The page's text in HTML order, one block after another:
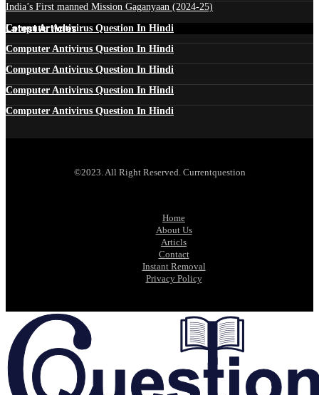
India’s First manned Mission Gaganyaan (2024-25)
Latest Articles
Computer Antivirus Question In Hindi
Computer Antivirus Question In Hindi
Computer Antivirus Question In Hindi
Computer Antivirus Question In Hindi
Computer Antivirus Question In Hindi
©2023. All Right Reserved. Currentquestion
Home
About Us
Articls
Contact
Instant Removal
Privacy Policy